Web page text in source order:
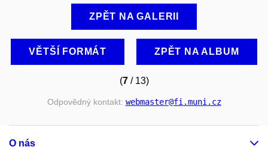
ZPĚT NA GALERII
VĚTŠÍ FORMÁT ZPĚT NA ALBUM
(7/ 13)
Odpovědný kontakt: webmaster@fi .muni .cz
O nás